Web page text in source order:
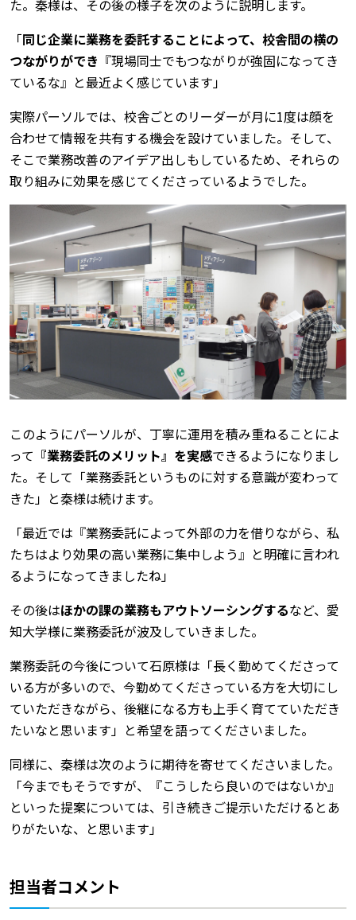
た。秦様は、その後の様子を次のように説明します。
「同じ企業に業務を委託することによって、校舎間の横の
つながりができ 『現場同士でもつながりが強固になってき
ているな』と最近よく感じています」
実際パーソルでは、校舎ごとのリーダーが月に1度は顔を
合わせて情報を共有する機会を設けていました。そして、
そこで業務改善のアイデア出しもしているため、それらの
取り組みに効果を感じてくださっているようでした。
このようにパーソルが、丁寧に運用を積み重ねることによ
って 『業務委託のメリット』を実感できるようになりまし
た。そして「業務委託というものに対する意識が変わって
きた」と秦様は続けます。
「最近では『業務委託によって外部の力を借りながら、私
たちはより効果の高い業務に集中しよう』と明確に言われ
るようになってきましたね」
その後はほかの課の業務もアウトソーシングするなど、愛
知大学様に業務委託が波及していきました。
業務委託の今後について石原様は「長く勤めてくださって
いる方が多いので、今勤めてくださっている方を大切にし
ていただきながら、後継になる方も上手く育てていただき
たいなと思います」と希望を語ってくださいました。
同様に、秦様は次のように期待を寄せてくださいました。
「今までもそうですが、『こうしたら良いのではないか』
といった提案については、引き続きご提示いただけるとあ
りがたいな、と思います」
担当者コメント